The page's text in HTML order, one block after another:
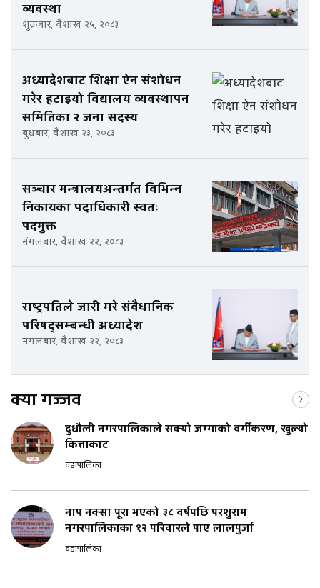
व्यवस्था
शुक्रबार, वैशाख २५, २०८३
अध्यादेशबाट शिक्षा ऐन संशोधन
गरेर हटाइयो विद्यालय व्यवस्थापन
समितिका २ जना सदस्य
बुधबार, वैशाख २३, २०८३
सञ्चार मन्त्रालयअन्तर्गत विभिन्न
निकायका पदाधिकारी स्वतः
पदमुक्त
मंगलबार, वैशाख २२, २०८३
राष्ट्रपतिले जारी गरे संवैधानिक
परिषद्‌सम्बन्धी अध्यादेश
मंगलबार, वैशाख २२, २०८३
क्या गज्जव
दुधौली नगरपालिकाले सक्यो जग्गाको वर्गीकरण, खुल्यो
कित्ताकाट
वडापालिका
नाप नक्सा पूरा भएको ३८ वर्षपछि परशुराम
नगरपालिकाका १२ परिवारले पाए लालपुर्जा
वडापालिका